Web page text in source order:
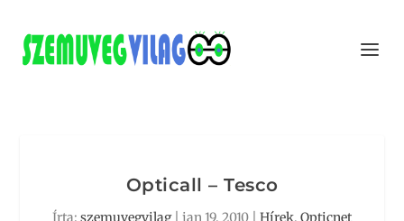
Opticall – Tesco
Írta: szemuvegvilag| jan 19, 2010 Hírek, Opticnet